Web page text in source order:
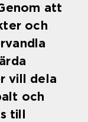
att
och
vill dela
och
till